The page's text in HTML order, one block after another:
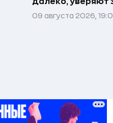
09 августа 2026,